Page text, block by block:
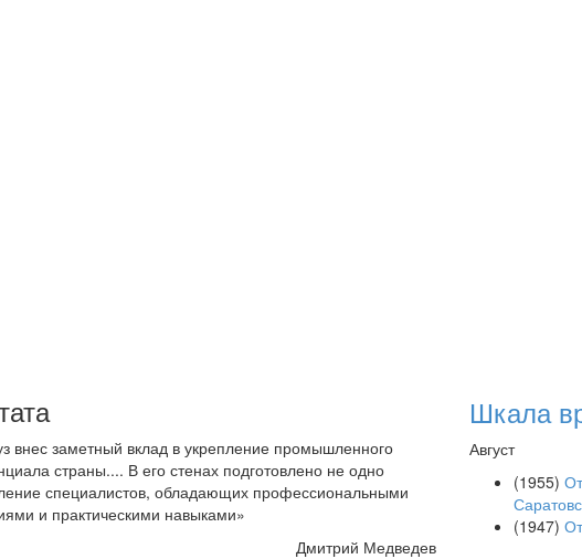
внес заметный вклад в укрепление промышленного
страны.... В его стенах подготовлено не одно
специалистов, обладающих профессиональными
и практическими навыками»
Дмитрий Медведев
Шкала
Август
(1955)
(1947)